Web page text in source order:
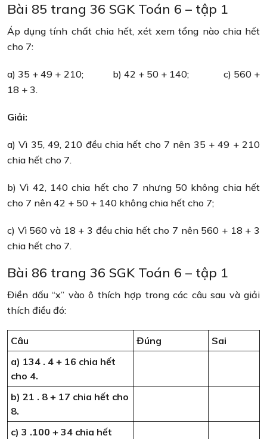
Bài 85 trang 36 SGK Toán 6 – tập 1
Áp dụng tính chất chia hết, xét xem tổng nào chia hết
cho 7:
a) 35 + 49 + 210; b) 42 + 50 + 140; c) 560 +
18 + 3.
Giải:
a) Vì 35, 49, 210 đều chia hết cho 7 nên 35 + 49 + 210
chia hết cho 7.
b) Vì 42, 140 chia hết cho 7 nhưng 50 không chia hết
cho 7 nên 42 + 50 + 140 không chia hết cho 7;
c) Vì 560 và 18 + 3 đều chia hết cho 7 nên 560 + 18 + 3
chia hết cho 7.
Bài 86 trang 36 SGK Toán 6 – tập 1
Điền dấu “x” vào ô thích hợp trong các câu sau và giải
thích điều đó:
Câu Đúng
Sai
a) 134 . 4 + 16 chia hết
cho 4.
b) 21 . 8 + 17 chia hết cho
8.
c) 3 .100 + 34 chia hết